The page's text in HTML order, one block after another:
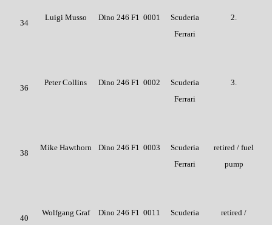
34
Luigi Musso Dino 246 F1 0001
Scuderia
Ferrari
2.
36
Peter Collins Dino 246 F1 0002
Scuderia
Ferrari
3.
38
Mike Hawthorn Dino 246 F1 0003
Scuderia
Ferrari
retired / fuel
pump
40
Wolfgang Graf
Dino 246 F1 0011
Scuderia
retired /